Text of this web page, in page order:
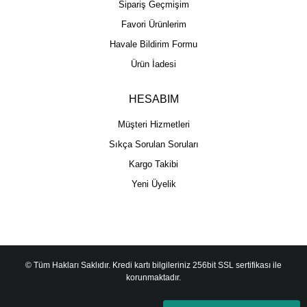
Sipariş Geçmişim
Favori Ürünlerim
Havale Bildirim Formu
Ürün İadesi
HESABIM
Müşteri Hizmetleri
Sıkça Sorulan Soruları
Kargo Takibi
Yeni Üyelik
© Tüm Hakları Saklıdır. Kredi kartı bilgileriniz 256bit SSL sertifikası ile
korunmaktadır.